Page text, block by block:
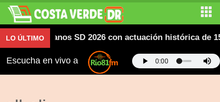
LO ÚLTIMO SD 2026 con actuación histórica de
Escucha en vivo a